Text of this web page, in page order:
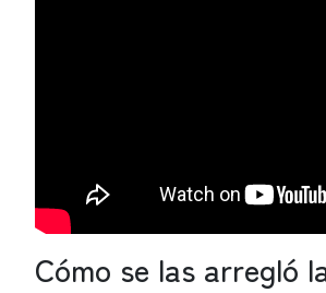
Cómo se las arregló